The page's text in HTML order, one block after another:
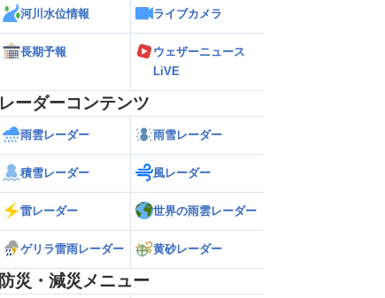
河川水位情報 ライブカメラ
長期予報
ウェザーニュース
LiVE
レーダーコンテンツ
雨雲レーダー 雨雪レーダー
積雪レーダー 風レーダー
雷レーダー 世界の雨雲レーダー
ゲリラ雷雨レーダー 黄砂レーダー
防災・減災メニュー